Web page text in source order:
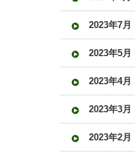
2023年7月
2023年5月
2023年4月
2023年3月
2023年2月